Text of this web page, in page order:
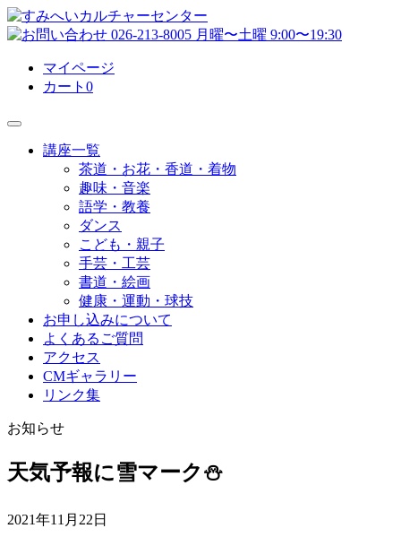
マイページ
カート 0
講座一覧
茶道・お花・香道・着物
趣味・音楽
語学・教養
ダンス
こども・親子
手芸・工芸
書道・絵画
健康・運動・球技
お申し込みについて
よくあるご質問
アクセス
CMギャラリー
リンク集
お知らせ
天気予報に雪マーク⛄
2021年11月22日